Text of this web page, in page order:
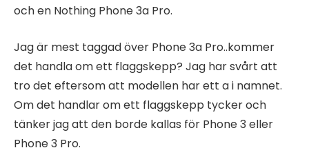
och en Nothing Phone 3a Pro.
Jag är mest taggad över Phone 3a Pro..kommer
det handla om ett flaggskepp? Jag har svårt att
tro det eftersom att modellen har ett a i namnet.
Om det handlar om ett flaggskepp tycker och
tänker jag att den borde kallas för Phone 3 eller
Phone 3 Pro.